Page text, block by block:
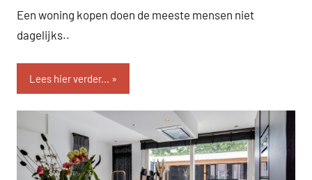
Een woning kopen doen de meeste mensen niet
dagelijks..
Lees hier verder...